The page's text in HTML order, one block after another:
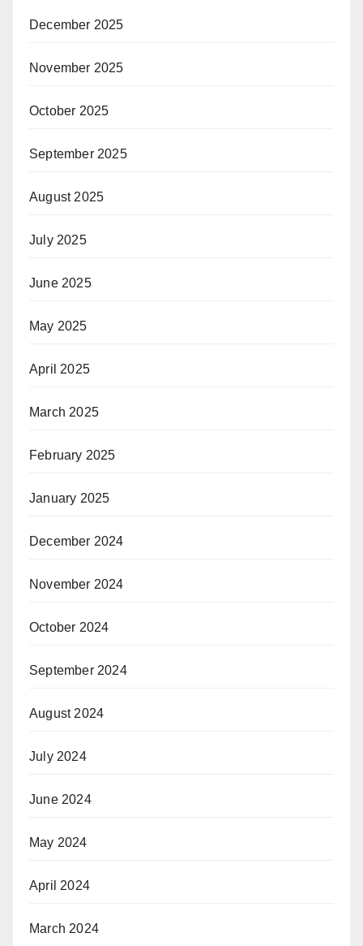
December 2025
November 2025
October 2025
September 2025
August 2025
July 2025
June 2025
May 2025
April 2025
March 2025
February 2025
January 2025
December 2024
November 2024
October 2024
September 2024
August 2024
July 2024
June 2024
May 2024
April 2024
March 2024